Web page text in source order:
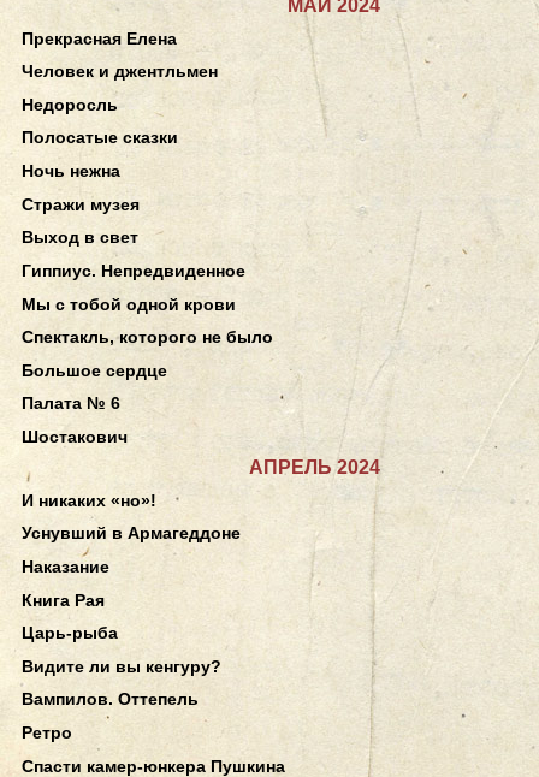
МАЙ 2024
Прекрасная Елена
Человек и джентльмен
Недоросль
Полосатые сказки
Ночь нежна
Стражи музея
Выход в свет
Гиппиус. Непредвиденное
Мы с тобой одной крови
Спектакль, которого не было
Большое сердце
Палата № 6
Шостакович
АПРЕЛЬ 2024
И никаких «но»!
Уснувший в Армагеддоне
Наказание
Книга Рая
Царь-рыба
Видите ли вы кенгуру?
Вампилов. Оттепель
Ретро
Спасти камер-юнкера Пушкина